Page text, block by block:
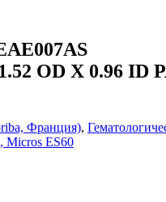
OD X 0.96 ID
Франция),
Micros ES60